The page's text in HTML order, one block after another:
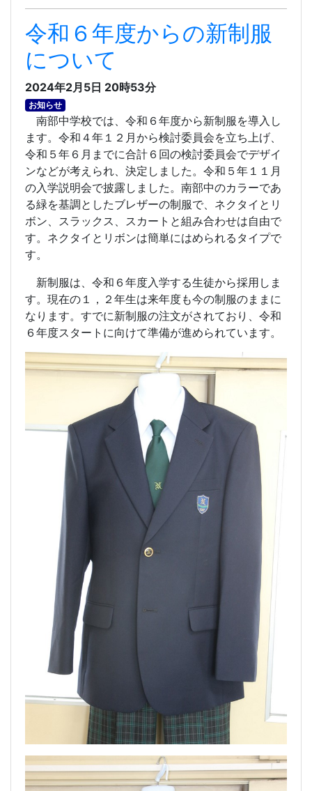
令和６年度からの新制服
について
2024年2月5日 20時53分
お知らせ
南部中学校では、令和６年度から新制服を導入し
ます。令和４年１２月から検討委員会を立ち上げ、
令和５年６月までに合計６回の検討委員会でデザイ
ンなどが考えられ、決定しました。令和５年１１月
の入学説明会で披露しました。南部中のカラーであ
る緑を基調としたブレザーの制服で、ネクタイとリ
ボン、スラックス、スカートと組み合わせは自由で
す。ネクタイとリボンは簡単にはめられるタイプで
す。
新制服は、令和６年度入学する生徒から採用しま
す。現在の１，２年生は来年度も今の制服のままに
なります。すでに新制服の注文がされており、令和
６年度スタートに向けて準備が進められています。